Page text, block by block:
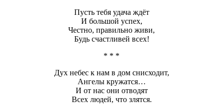
Пусть тебя удача ждёт
И большой успех,
Честно, правильно живи,
Будь счастливей всех!
* * *
Дух небес к нам в дом снисходит,
Ангелы кружатся…
И от нас они отводят
Всех людей, что злятся.